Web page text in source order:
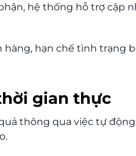
hệ thống hỗ trợ cập
hạn chế tình trạng
gian thực
thông qua việc tự